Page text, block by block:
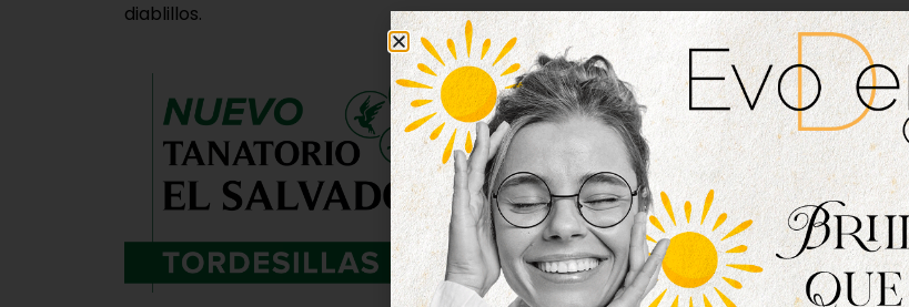
diablillos.